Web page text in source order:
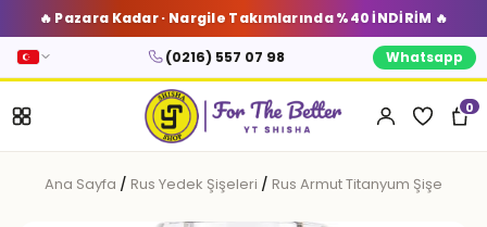
🔥 Pazara Kadar · Nargile Takımlarında %40 İNDİRİM 🔥
(0216) 557 07 98 Whatsapp
0
Ana Sayfa / Rus Yedek Şişeleri / Rus Armut Titanyum Şişe